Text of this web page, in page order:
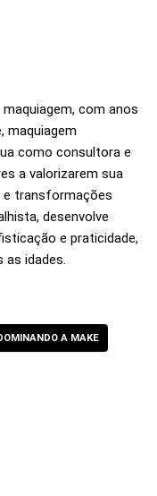
com anos
maquiagem
como consultora e
a valorizarem sua
e transformações
desenvolve
e praticidade,
as idades.
A MAKE